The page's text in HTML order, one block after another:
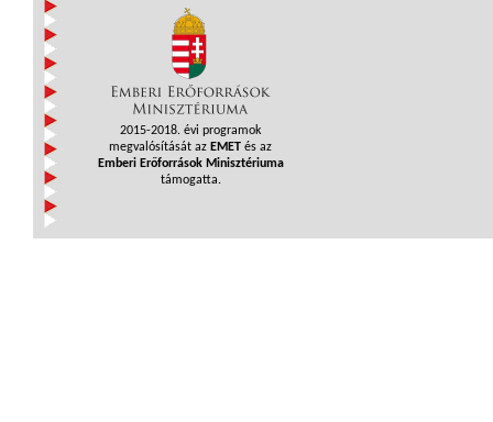
2015-2018. évi programok
megvalósítását az EMET és az
Emberi Erőforrások Minisztériuma
támogatta.